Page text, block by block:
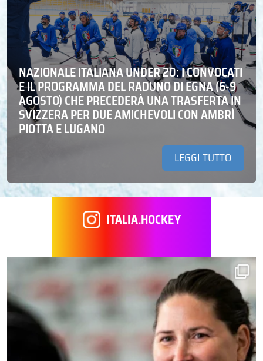
NAZIONALE ITALIANA UNDER 20: I CONVOCATI
E IL PROGRAMMA DEL RADUNO DI EGNA (6-9
AGOSTO) CHE PRECEDERÀ UNA TRASFERTA IN
SVIZZERA PER DUE AMICHEVOLI CON AMBRÌ
PIOTTA E LUGANO
LEGGI TUTTO
ITALIA.HOCKEY